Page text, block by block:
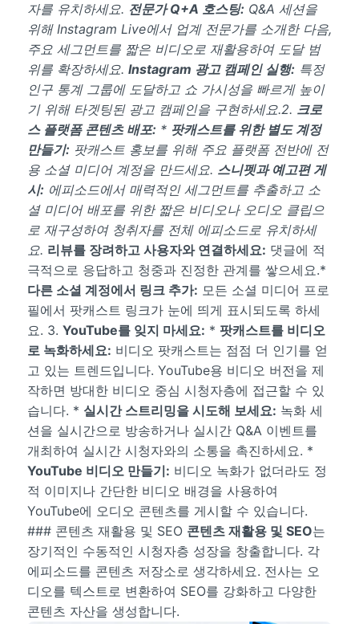
자를 유치하세요. 전문가 Q+A 호스팅: Q&A 세션을
위해 Instagram Live에서 업계 전문가를 소개한 다음,
주요 세그먼트를 짧은 비디오로 재활용하여 도달 범
위를 확장하세요. Instagram 광고 캠페인 실행: 특정
인구 통계 그룹에 도달하고 쇼 가시성을 빠르게 높이
기 위해 타겟팅된 광고 캠페인을 구현하세요.2. 크로
스 플랫폼 콘텐츠 배포: * 팟캐스트를 위한 별도 계정
만들기: 팟캐스트 홍보를 위해 주요 플랫폼 전반에 전
용 소셜 미디어 계정을 만드세요. 스니펫과 예고편 게
시: 에피소드에서 매력적인 세그먼트를 추출하고 소
셜 미디어 배포를 위한 짧은 비디오나 오디오 클립으
로 재구성하여 청취자를 전체 에피소드로 유치하세
요. 리뷰를 장려하고 사용자와 연결하세요: 댓글에 적
극적으로 응답하고 청중과 진정한 관계를 쌓으세요.*
다른 소셜 계정에서 링크 추가: 모든 소셜 미디어 프로
필에서 팟캐스트 링크가 눈에 띄게 표시되도록 하세
요. 3. YouTube를 잊지 마세요: * 팟캐스트를 비디오
로 녹화하세요: 비디오 팟캐스트는 점점 더 인기를 얻
고 있는 트렌드입니다. YouTube용 비디오 버전을 제
작하면 방대한 비디오 중심 시청자층에 접근할 수 있
습니다. * 실시간 스트리밍을 시도해 보세요: 녹화 세
션을 실시간으로 방송하거나 실시간 Q&A 이벤트를
개최하여 실시간 시청자와의 소통을 촉진하세요. *
YouTube 비디오 만들기: 비디오 녹화가 없더라도 정
적 이미지나 간단한 비디오 배경을 사용하여
YouTube에 오디오 콘텐츠를 게시할 수 있습니다.
### 콘텐츠 재활용 및 SEO 콘텐츠 재활용 및 SEO는
장기적인 수동적인 시청자층 성장을 창출합니다. 각
에피소드를 콘텐츠 저장소로 생각하세요. 전사는 오
디오를 텍스트로 변환하여 SEO를 강화하고 다양한
콘텐츠 자산을 생성합니다.